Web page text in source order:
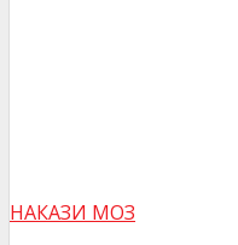
НАКАЗИ МОЗ